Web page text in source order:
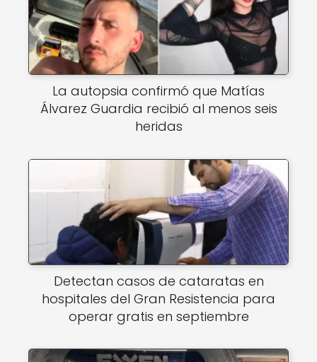
La autopsia confirmó que Matías
Álvarez Guardia recibió al menos seis
heridas
Detectan casos de cataratas en
hospitales del Gran Resistencia para
operar gratis en septiembre